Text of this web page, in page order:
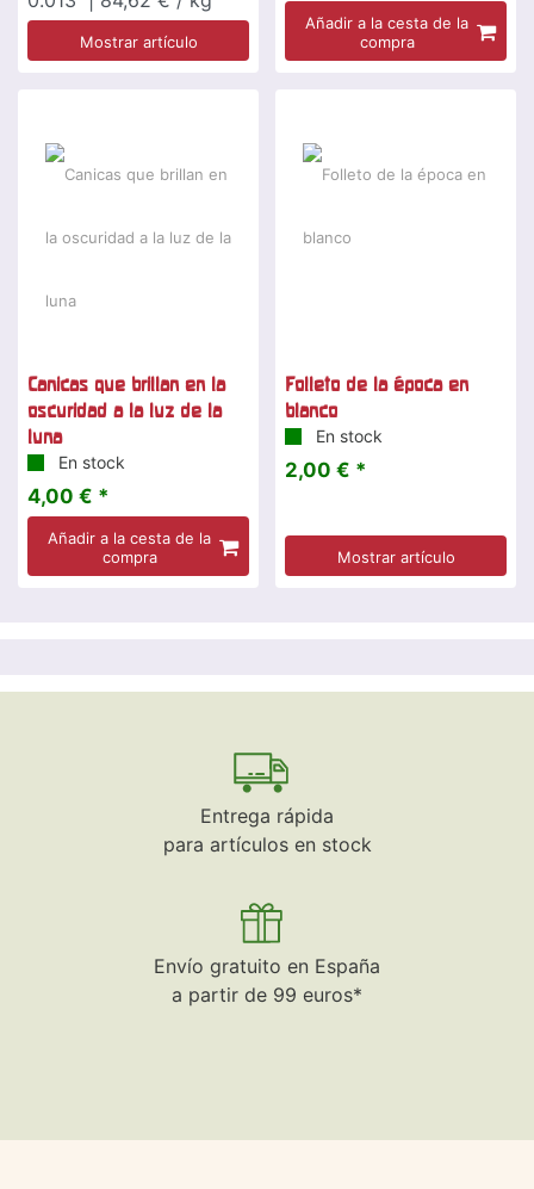
Mostrar artículo
Añadir a la cesta de la
compra
Canicas que brillan en la
oscuridad a la luz de la
luna
En stock
4,00 € *
Añadir a la cesta de la
compra
Folleto de la época en
blanco
En stock
2,00 € *
Mostrar artículo
Entrega rápida
para artículos en stock
Envío gratuito en España
a partir de 99 euros*